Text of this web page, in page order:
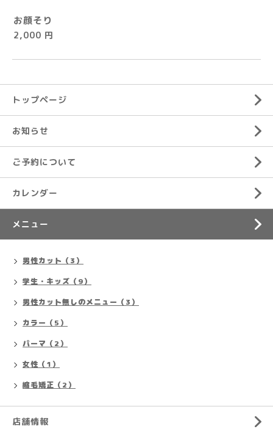
お顔そり
2,000 円
トップページ
お知らせ
ご予約について
カレンダー
メニュー
男性カット（3）
学生・キッズ（9）
男性カット無しのメニュー（3）
カラー（5）
パーマ（2）
女性（1）
縮毛矯正（2）
店舗情報